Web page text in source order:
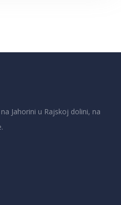
Jahorini u Rajskoj dolini, na